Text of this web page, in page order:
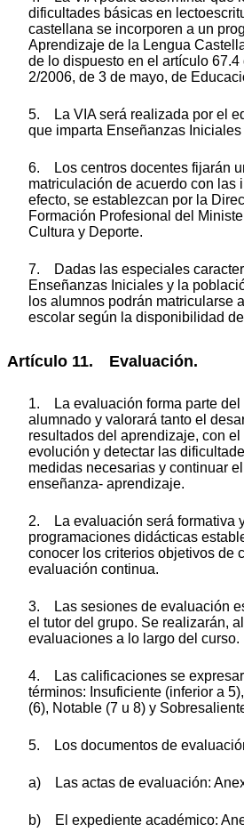
dificultades básicas en
castellana se incorporen a un
Aprendizaje de la Lengua
de lo dispuesto en el artículo 67.4
2/2006, de 3 de mayo, de
5. La VIA será realizada por el
que imparta Enseñanzas
6. Los centros docentes fijarán
matriculación de acuerdo con las
efecto, se establezcan por la
Formación Profesional del
Cultura y Deporte.
7. Dadas las especiales
Enseñanzas Iniciales y la
los alumnos podrán matricularse
escolar según la disponibilidad
Artículo 11. Evaluación.
1. La evaluación forma parte del
alumnado y valorará tanto el
resultados del aprendizaje, con
evolución y detectar las
medidas necesarias y continuar
enseñanza- aprendizaje.
2. La evaluación será formativa
programaciones didácticas
conocer los criterios objetivos de
evaluación continua.
3. Las sesiones de evaluación
el tutor del grupo. Se realizarán,
evaluaciones a lo largo del curso.
4. Las calificaciones se
términos: Insuficiente (inferior a
(6), Notable (7 u 8) y
5. Los documentos de
a) Las actas de evaluación:
b) El expediente académico: